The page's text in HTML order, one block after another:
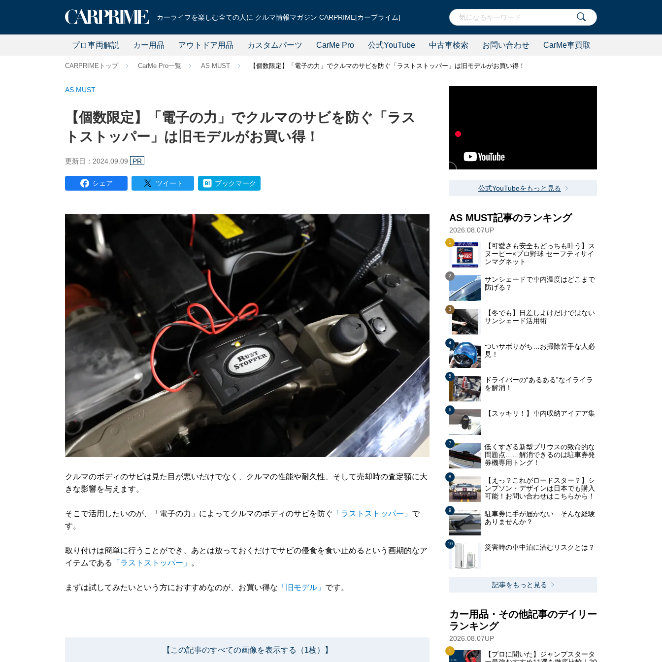
カーライフを楽しむ全ての人に クルマ情報マガジン CARPRIME[カープライム]
プロ車両解説 カー用品 アウトドア用品 カスタムパーツ CarMe Pro 公式YouTube 中古車検索 お問い合わせ CarMe車買取
CARPRIMEトップ CarMe Pro一覧 AS MUST 【個数限定】「電子の力」でクルマのサビを防ぐ「ラストストッパー」は旧モデルがお買い得！
AS MUST
【個数限定】「電子の力」でクルマのサビを防ぐ「ラス
トストッパー」は旧モデルがお買い得！
更新日：2024.09.09 PR
シェア ツイート ブックマーク
クルマのボディのサビは見た目が悪いだけでなく、クルマの性能や耐久性、そして売却時の査定額に大
きな影響を与えます。
そこで活用したいのが、「電子の力」によってクルマのボディのサビを防ぐ 「ラストストッパー」 で
す。
取り付けは簡単に行うことができ、あとは放っておくだけでサビの侵食を食い止めるという画期的なア
イテムである
「ラストストッパー」 。
まずは試してみたいという方におすすめなのが、お買い得な 「旧モデル」 です。
【この記事のすべての画像を表示する（1枚）】
公式YouTubeをもっと見る
AS MUST記事のランキング
2026.08.07UP
【可愛さも安全もどっちも叶う】ス
ヌーピー×プロ野球 セーフティサイ
ンマグネット
サンシェードで車内温度はどこまで
防げる？
【冬でも】日差しよけだけではない
サンシェード活用術
ついサボりがち…お掃除苦手な人必
見！
ドライバーの“あるある”なイライラ
を解消！
【スッキリ！】車内収納アイデア集
低くすぎる新型プリウスの致命的な
問題点……解消できるのは駐車券発
券機専用トング！
【えっ？これがロードスター？】シ
ンプソン・デザインは日本でも購入
可能！お問い合わせはこちらから！
駐車券に手が届かない…そんな経験
ありませんか？
災害時の車中泊に潜むリスクとは？
記事をもっと見る
カー用品・その他記事のデイリー
ランキング
2026.08.07UP
【プロに聞いた】ジャンプスタータ